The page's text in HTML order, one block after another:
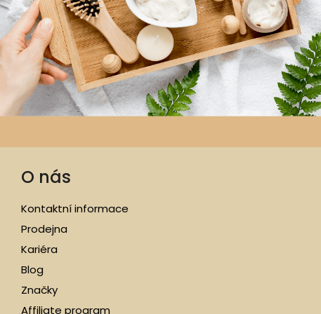
O nás
Kontaktní informace
Prodejna
Kariéra
Blog
Značky
Affiliate program